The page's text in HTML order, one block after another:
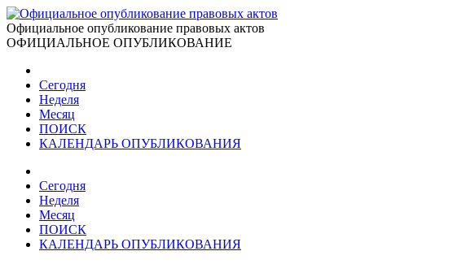
Официальное опубликование правовых актов
ОФИЦИАЛЬНОЕ ОПУБЛИКОВАНИЕ
Сегодня
Неделя
Месяц
ПОИСК
КАЛЕНДАРЬ ОПУБЛИКОВАНИЯ
Сегодня
Неделя
Месяц
ПОИСК
КАЛЕНДАРЬ ОПУБЛИКОВАНИЯ